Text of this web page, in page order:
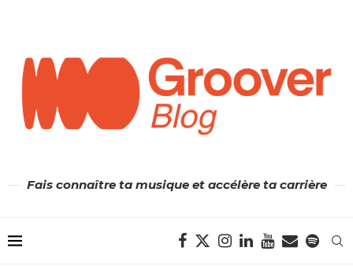
Fais connaître ta musique et accélère ta carrière